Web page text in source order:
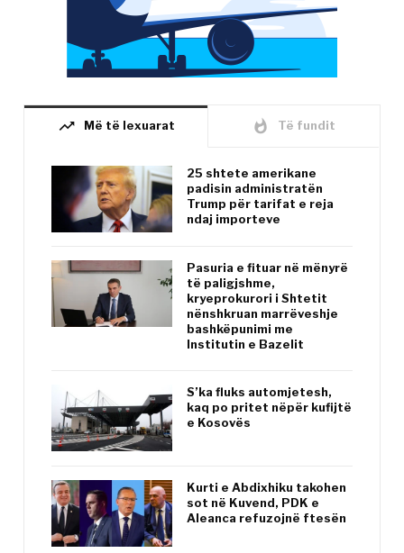
trending_up Më të lexuarat whatshot Të fundit
25 shtete amerikane
padisin administratën
Trump për tarifat e reja
ndaj importeve
Pasuria e fituar në mënyrë
të paligjshme,
kryeprokurori i Shtetit
nënshkruan marrëveshje
bashkëpunimi me
Institutin e Bazelit
S’ka fluks automjetesh,
kaq po pritet nëpër kufijtë
e Kosovës
Kurti e Abdixhiku takohen
sot në Kuvend, PDK e
Aleanca refuzojnë ftesën